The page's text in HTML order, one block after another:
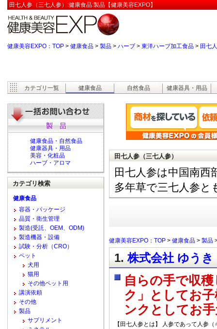
田七人参（三七人参）:健康食品:製品【健康美容EXPO】
健康美容EXPO：TOP > 健康食品 > 製品 > ハーブ > 東洋ハーブ加工食品 > 田七
カテゴリ一覧 健康食品 自然食品 健康器具・用品
田七人参（三七人参）
田七人参は中国南西
多年草で三七人参と
健康美容EXPO：TOP > 健康食品 > 製品
1.株式会社 ゆう
自らの手で収
ク」としてお
ンクとしてお
【田七人参とは】 人参であって人参
健康食品・自然食品
健康器具・用品
美容・化粧品
ハーブ・アロマ
カテゴリ検索
健康食品
容器・パッケージ
品質・衛生管理
製造(受託、OEM、ODM)
製造機器・設備
試験・分析（CRO）
ペット
犬用
猫用
その他ペット用
講演依頼
その他
製品
サプリメント